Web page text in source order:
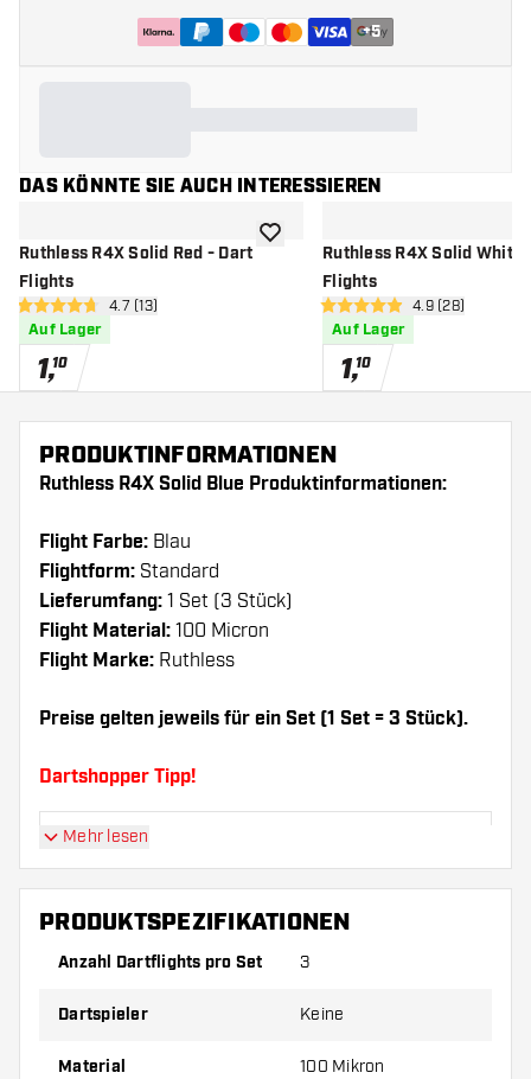
+5
DAS KÖNNTE SIE AUCH INTERESSIEREN
Ruthless R4X Solid Red - Dart
Flights
Bewertungsbereich öffnen
4.7 Bewertungssterne
4.7 (13)
Auf Lager
1,10
Zur Wunschliste hinzufügen
Ruthless R4X Solid White
Flights
4.9 Bewertungssterne
4.9 (28)
Auf Lager
1,10
PRODUKTINFORMATIONEN
Ruthless R4X Solid Blue Produktinformationen:
Flight Farbe: Blau
Flightform: Standard
Lieferumfang: 1 Set (3 Stück)
Flight Material: 100 Micron
Flight Marke: Ruthless
Preise gelten jeweils für ein Set (1 Set = 3 Stück).
Dartshopper Tipp!
Sorgen Sie für genügend Ersatz Flights und
Shafts. Diese können sich durch Gebrauch
Probieren Sie eine andere Form, ein anderes
um herauszufinden, welche Variante am besten
zu Ihnen passt!
Mehr lesen
PRODUKTSPEZIFIKATIONEN
Anzahl Dartflights pro Set 3
Dartspieler Keine
Material 100 Mikron